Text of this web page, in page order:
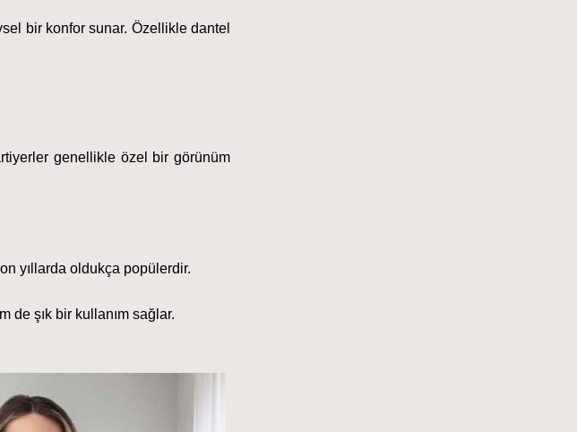
bir konfor sunar. Özellikle dantel
genellikle özel bir görünüm
yıllarda oldukça popülerdir.
de şık bir kullanım sağlar.